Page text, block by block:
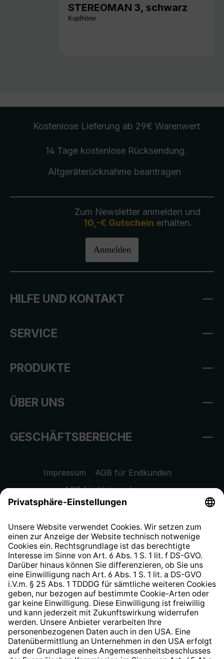
STEREOMAN 3, schwarz
Kopfhörer
Kostenlose Lieferung ab 29€ Warenwert
14 Tage kostenlose Rücksendung.
Altgeräterücknahmebeantragen
Zum Newsletter anmelden und
10,-€ Gutschein erhalten.
Anmelden
HILFE UND KONTAKT
SERVICE
PRODUKTE
ÜBER UNS
GESCHÄFTSBEREICHE
Impressum
AGB für Endkunden
AGB für Unternehmen
Datenschutzhinweis
Widerrufsrecht
Hinweisgeberschutzsystem
Barrierefreiheit